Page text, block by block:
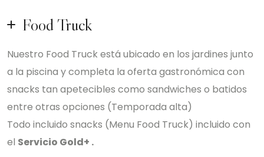
Food Truck
Nuestro Food Truck está ubicado en los jardines junto
a la piscina y completa la oferta gastronómica con
snacks tan apetecibles como sandwiches o batidos
entre otras opciones (Temporada alta)
Todo incluido snacks (Menu Food Truck) incluido con
el Servicio Gold+ .